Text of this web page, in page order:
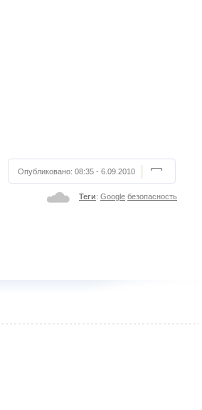
Опубликовано: 08:35 - 6.09.2010
Теги: Google безопасность